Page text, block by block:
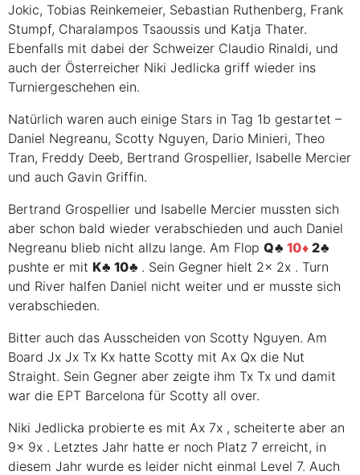
Jokic, Tobias Reinkemeier, Sebastian Ruthenberg, Frank
Stumpf, Charalampos Tsaoussis und Katja Thater.
Ebenfalls mit dabei der Schweizer Claudio Rinaldi, und
auch der Österreicher Niki Jedlicka griff wieder ins
Turniergeschehen ein.
Natürlich waren auch einige Stars in Tag 1b gestartet –
Daniel Negreanu, Scotty Nguyen, Dario Minieri, Theo
Tran, Freddy Deeb, Bertrand Grospellier, Isabelle Mercier
und auch Gavin Griffin.
Bertrand Grospellier und Isabelle Mercier mussten sich
aber schon bald wieder verabschieden und auch Daniel
Negreanu blieb nicht allzu lange. Am Flop Q 10
2
pushte er mit K 10 . Sein Gegner hielt 2x 2x . Turn
und River halfen Daniel nicht weiter und er musste sich
verabschieden.
Bitter auch das Ausscheiden von Scotty Nguyen. Am
Board Jx Jx Tx Kx hatte Scotty mit Ax Qx die Nut
Straight. Sein Gegner aber zeigte ihm Tx Tx und damit
war die EPT Barcelona für Scotty all over.
Niki Jedlicka probierte es mit Ax 7x , scheiterte aber an
9x 9x . Letztes Jahr hatte er noch Platz 7 erreicht, in
diesem Jahr wurde es leider nicht einmal Level 7. Auch